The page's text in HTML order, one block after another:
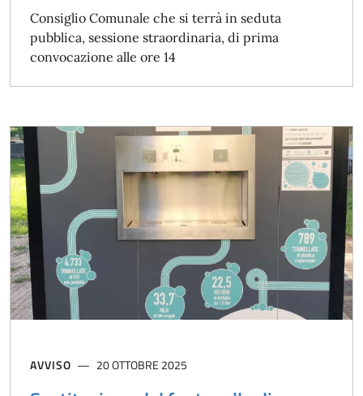
Consiglio Comunale che si terrà in seduta
pubblica, sessione straordinaria, di prima
convocazione alle ore 14
AVVISO 20 OTTOBRE 2025